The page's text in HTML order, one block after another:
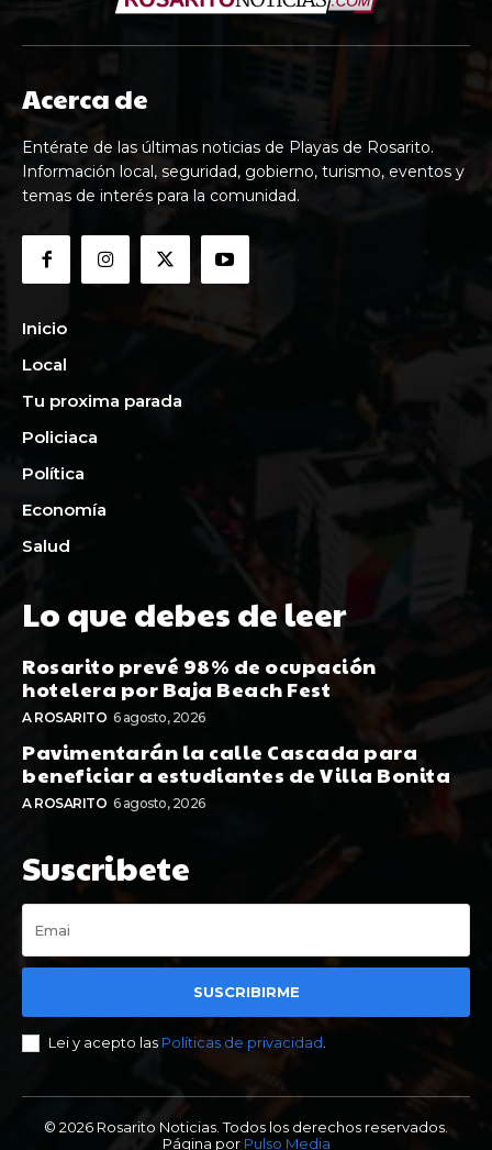
Acerca de
Entérate de las últimas noticias de Playas de Rosarito.
Información local, seguridad, gobierno, turismo, eventos y
temas de interés para la comunidad.
Inicio
Local
Tu proxima parada
Policiaca
Política
Economía
Salud
Lo que debes de leer
Rosarito prevé 98% de ocupación
hotelera por Baja Beach Fest
A ROSARITO 6 agosto, 2026
Pavimentarán la calle Cascada para
beneficiar a estudiantes de Villa Bonita
A ROSARITO 6 agosto, 2026
Suscribete
SUSCRIBIRME
Lei y acepto las Políticas de privacidad.
© 2026 Rosarito Noticias. Todos los derechos reservados.
Página por Pulso Media